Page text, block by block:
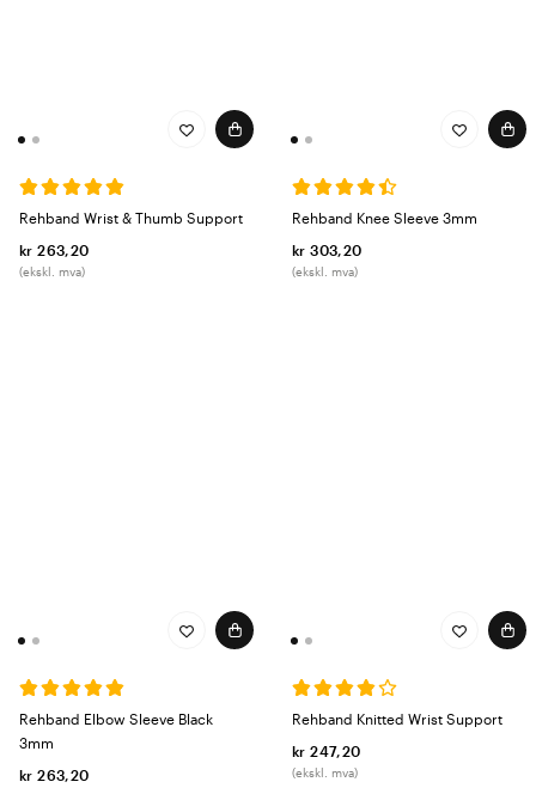
Rehband Wrist & Thumb Support
kr 263,20
(ekskl. mva)
Rehband Knee Sleeve 3mm
kr 303,20
(ekskl. mva)
Rehband Elbow Sleeve Black
3mm
kr 263,20
Rehband Knitted Wrist Support
kr 247,20
(ekskl. mva)